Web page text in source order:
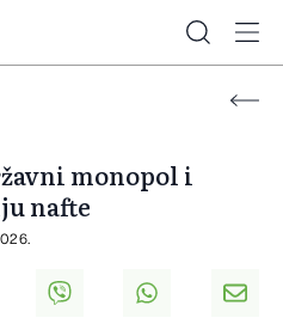
monopol i
nafte